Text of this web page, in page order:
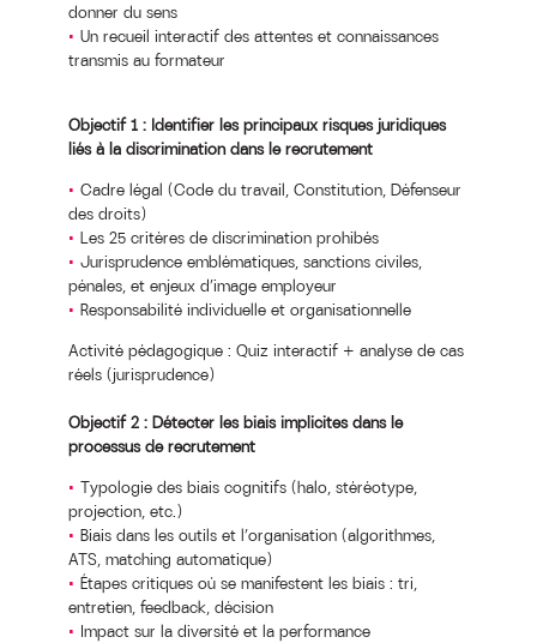
donner du sens
Un recueil interactif des attentes et connaissances
transmis au formateur
Objectif 1 : Identifier les principaux risques juridiques
liés à la discrimination dans le recrutement
Cadre légal (Code du travail, Constitution, Défenseur
des droits)
Les 25 critères de discrimination prohibés
Jurisprudence emblématiques, sanctions civiles,
pénales, et enjeux d’image employeur
Responsabilité individuelle et organisationnelle
Activité pédagogique : Quiz interactif + analyse de cas
réels (jurisprudence)
Objectif 2 : Détecter les biais implicites dans le
processus de recrutement
Typologie des biais cognitifs (halo, stéréotype,
projection, etc.)
Biais dans les outils et l’organisation (algorithmes,
ATS, matching automatique)
Étapes critiques où se manifestent les biais : tri,
entretien, feedback, décision
Impact sur la diversité et la performance